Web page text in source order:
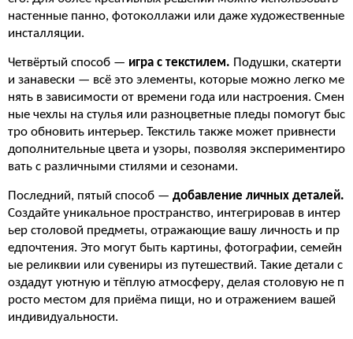
настенные панно, фотоколлажи или даже художественные
инсталляции.
Четвёртый способ — игра с текстилем. Подушки, скатерти
и занавески — всё это элементы, которые можно легко ме
нять в зависимости от времени года или настроения. Смен
ные чехлы на стулья или разноцветные пледы помогут быс
тро обновить интерьер. Текстиль также может привнести
дополнительные цвета и узоры, позволяя экспериментиро
вать с различными стилями и сезонами.
Последний, пятый способ — добавление личных деталей.
Создайте уникальное пространство, интегрировав в интер
ьер столовой предметы, отражающие вашу личность и пр
едпочтения. Это могут быть картины, фотографии, семейн
ые реликвии или сувениры из путешествий. Такие детали с
оздадут уютную и тёплую атмосферу, делая столовую не п
росто местом для приёма пищи, но и отражением вашей
индивидуальности.